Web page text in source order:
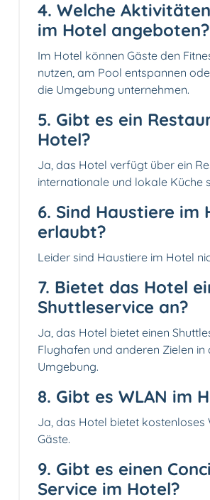
4. Welche
im Hotel angeboten?
Im Hotel können Gäste den
nutzen, am Pool entspannen
die Umgebung unternehmen.
5. Gibt es ein
Hotel?
Ja, das Hotel verfügt über ein
internationale und lokale Küche
6. Sind Haustiere im
erlaubt?
Leider sind Haustiere im Hotel
7. Bietet das Hotel
Shuttleservice an?
Ja, das Hotel bietet einen
Flughafen und anderen Zielen in
Umgebung.
8. Gibt es WLAN im
Ja, das Hotel bietet kostenloses
Gäste.
9. Gibt es einen
Service im Hotel?